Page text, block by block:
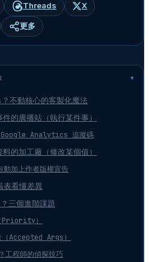
Threads X
更多
不動核心的客製化魔法
廣播站（執行某件事）
Google Analytics 追蹤碼
加工廠（修改某個值）
動加上作者版權宣告
看懂差異
三個進階課題
Priority）
Accepted Args）
程師的偵探技巧